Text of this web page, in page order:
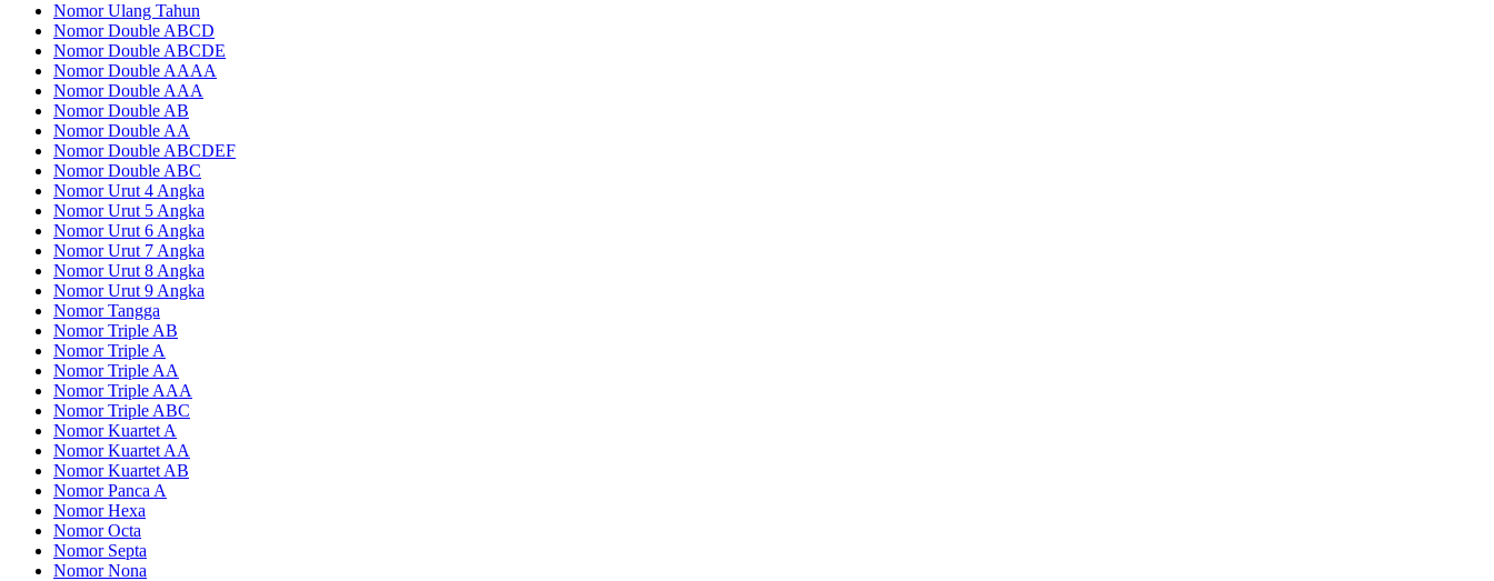
Nomor Ulang Tahun
Nomor Double ABCD
Nomor Double ABCDE
Nomor Double AAAA
Nomor Double AAA
Nomor Double AB
Nomor Double AA
Nomor Double ABCDEF
Nomor Double ABC
Nomor Urut 4 Angka
Nomor Urut 5 Angka
Nomor Urut 6 Angka
Nomor Urut 7 Angka
Nomor Urut 8 Angka
Nomor Urut 9 Angka
Nomor Tangga
Nomor Triple AB
Nomor Triple A
Nomor Triple AA
Nomor Triple AAA
Nomor Triple ABC
Nomor Kuartet A
Nomor Kuartet AA
Nomor Kuartet AB
Nomor Panca A
Nomor Hexa
Nomor Octa
Nomor Septa
Nomor Nona